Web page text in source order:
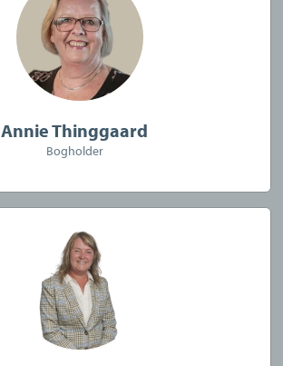
Annie Thinggaard
Bogholder